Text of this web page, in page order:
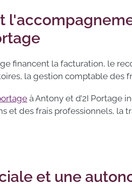
financent la facturation, le
la gestion comptable des
à Antony et d’2I Portage
et des frais professionnels, la
et une